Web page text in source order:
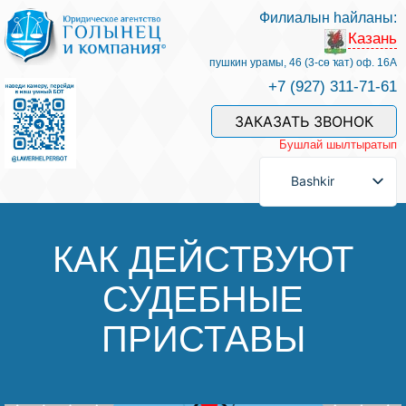
Беҙҙең белгестәр һәм хеҙмәттәр
Хеҙмәт хаҡын түләү
Һорау биреү
Баһалама
Файҙалы мәҡәләләр
Филиалын һайланы:
Казань
пушкин урамы, 46 (3-сө ҡат) оф. 16А
+7 (927) 311-71-61
ЗАКАЗАТЬ ЗВОНОК
Бушлай шылтыратып
Bashkir
КАК ДЕЙСТВУЮТ
СУДЕБНЫЕ
ПРИСТАВЫ